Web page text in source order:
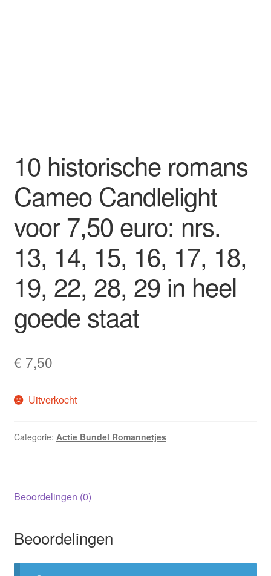
10 historische romans
Cameo Candlelight
voor 7,50 euro: nrs.
13, 14, 15, 16, 17, 18,
19, 22, 28, 29 in heel
goede staat
€ 7,50
Uitverkocht
Categorie: Actie Bundel Romannetjes
Beoordelingen (0)
Beoordelingen